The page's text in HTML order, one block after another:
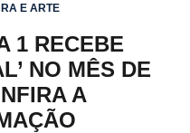
E ARTE
1 RECEBE
NO MÊS DE
A